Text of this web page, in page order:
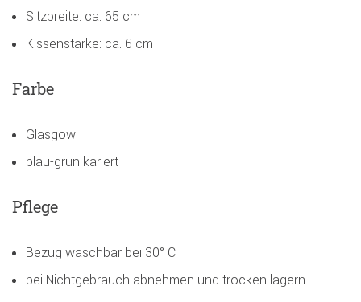
Sitzbreite: ca. 65 cm
Kissenstärke: ca. 6 cm
Farbe
Glasgow
blau-grün kariert
Pflege
Bezug waschbar bei 30° C
bei Nichtgebrauch abnehmen und trocken lagern